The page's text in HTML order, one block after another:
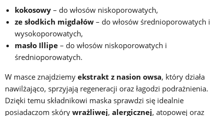
kokosowy – do włosów niskoporowatych,
ze słodkich migdałów – do włosów średnioporowatych i
wysokoporowatych,
masło Illipe – do włosów niskoporowatych i
średnioporowatych.
W masce znajdziemy ekstrakt z nasion owsa, który działa
nawilżająco, sprzyjają regeneracji oraz łagodzi podrażnienia.
Dzięki temu składnikowi maska sprawdzi się idealnie
posiadaczom skóry wrażliwej, alergicznej, atopowej oraz